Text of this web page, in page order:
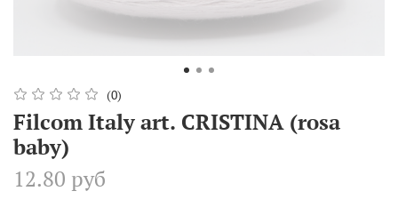
(0)
Filcom Italy art. CRISTINA (rosa
baby)
12.80 руб